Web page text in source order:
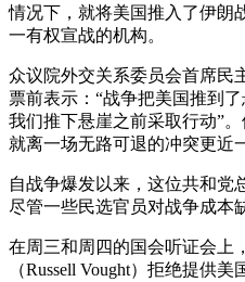
情况下，就将美国推入了伊朗
一有权宣战的机构。
众议院外交关系委员会首席民
票前表示：“战争把美国推到
我们推下悬崖之前采取行动”
就离一场无路可退的冲突更近
自战争爆发以来，这位共和党
尽管一些民选官员对战争成本
在周三和周四的国会听证会上
（Russell Vought）拒绝提供